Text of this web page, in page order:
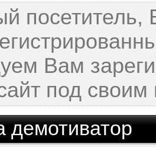
посетитель,
Вам
под
демотиватор